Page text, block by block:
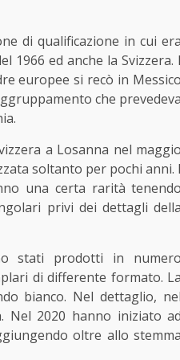
di qualificazione in cui era
ed anche la Svizzera. I
europee si recò in Messico
che prevedeva
a Losanna nel maggio
soltanto per pochi anni. I
una certa rarità tenendo
privi dei dettagli della
stati prodotti in numero
di differente formato. La
bianco. Nel dettaglio, nel
Nel 2020 hanno iniziato ad
oltre allo stemma